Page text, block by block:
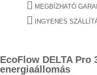
MEGBÍZHATÓ
INGYENES
EcoFlow DELTA Pro
energiaállomás